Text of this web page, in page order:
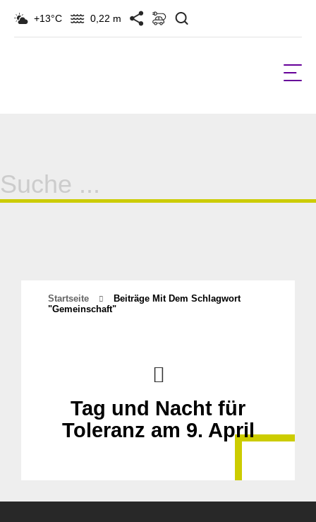
+13°C 0,22 m
Suche
für:
Startseite
Beiträge Mit Dem Schlagwort
"gemeinschaft"
Tag und Nacht für
Toleranz am 9. April